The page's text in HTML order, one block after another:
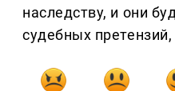
наследству, и они
судебных